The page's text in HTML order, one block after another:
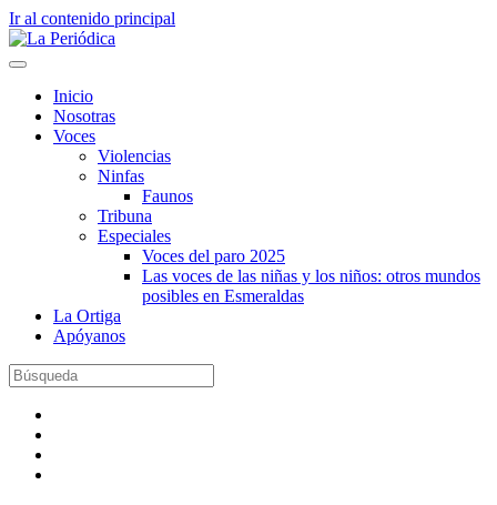
Ir al contenido principal
Inicio
Nosotras
Voces
Violencias
Ninfas
Faunos
Tribuna
Especiales
Voces del paro 2025
Las voces de las niñas y los niños: otros mundos
posibles en Esmeraldas
La Ortiga
Apóyanos